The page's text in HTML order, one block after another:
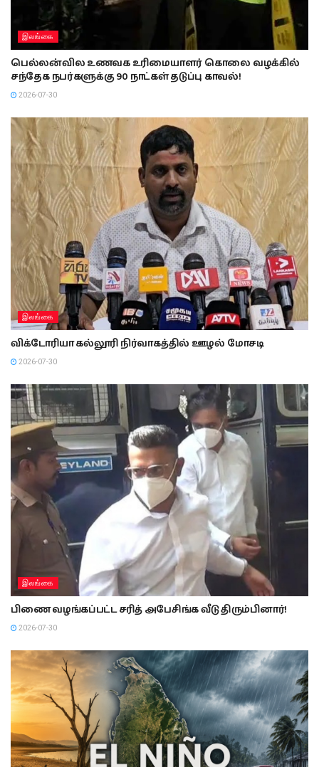
இலங்கை
பெல்லன்வில உணவக உரிமையாளர் கொலை வழக்கில்
சந்தேக நபர்களுக்கு 90 நாட்கள் தடுப்பு காவல்!
2026-07-30
இலங்கை
விக்டோரியா கல்லூரி நிர்வாகத்தில் ஊழல் மோசடி
2026-07-30
இலங்கை
பிணை வழங்கப்பட்ட சரித் அபேசிங்க வீடு திரும்பினார்!
2026-07-30